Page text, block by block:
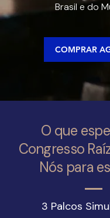
Brasil e do
COMPRAR
O que
Congresso
Nós para
3 Palcos